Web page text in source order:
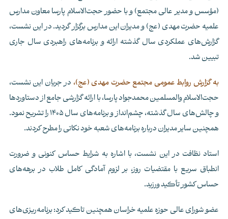
(مؤسس و مدیر عالی مجتمع) و با حضور حجت‌الاسلام پارسا معاون مدارس
علمیه حضرت مهدی (عج) و مدیران این مدارس برگزار گردید. در این نشست،
گزارش‌های عملکردی سال گذشته ارائه و برنامه‌های راهبردی سال جاری
تبیین شد.
به گزارش روابط عمومی مجتمع حضرت مهدی (عج)، در جریان این نشست،
حجت‌الاسلام والمسلمین محمدجواد پارسا، با ارائه گزارشی جامع از دستاوردها
و چالش‌های سال گذشته، چشم‌انداز و برنامه‌های سال 1405 را تشریح نمود.
همچنین سایر مدیران درباره برنامه‌های شعبه خود نکاتی را مطرح کردند.
استاد نظافت در این نشست، با اشاره به شرایط حساس کنونی و ضرورت
انطباق سریع با مقتضیات روز، بر لزوم آمادگی کامل طلاب در برهه‌های
حساس کشور تأکید ورزید.
عضو شورای عالی حوزه علمیه خراسان همچنین تاکید کرد: برنامه‌ریزی‌های